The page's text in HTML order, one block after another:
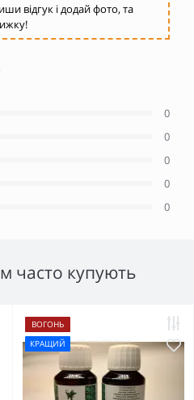
відгук і додай фото, та
0
0
0
0
0
часто купують
ВОГОНЬ
КРАЩИЙ